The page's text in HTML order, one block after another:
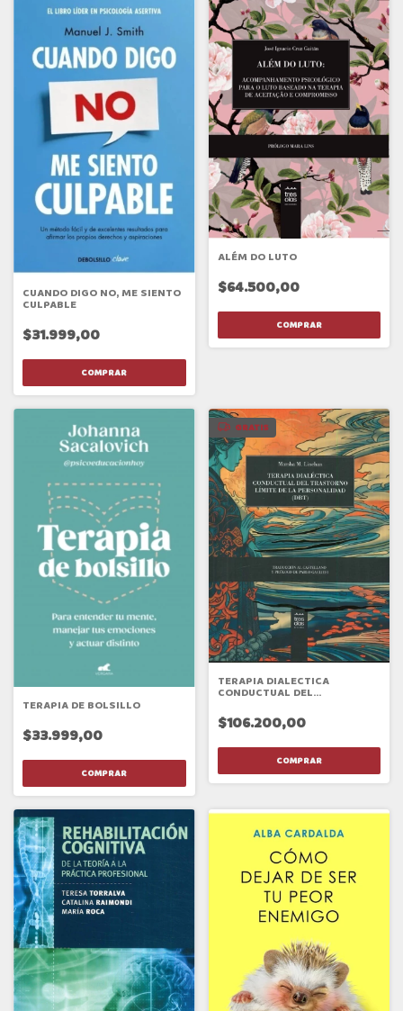
CUANDO DIGO NO, ME SIENTO
CULPABLE
$31.999,00
ALÉM DO LUTO
$64.500,00
TERAPIA DE BOLSILLO
$33.999,00
GRATIS
TERAPIA DIALECTICA
CONDUCTUAL DEL
PERSONALIDAD
$106.200,00